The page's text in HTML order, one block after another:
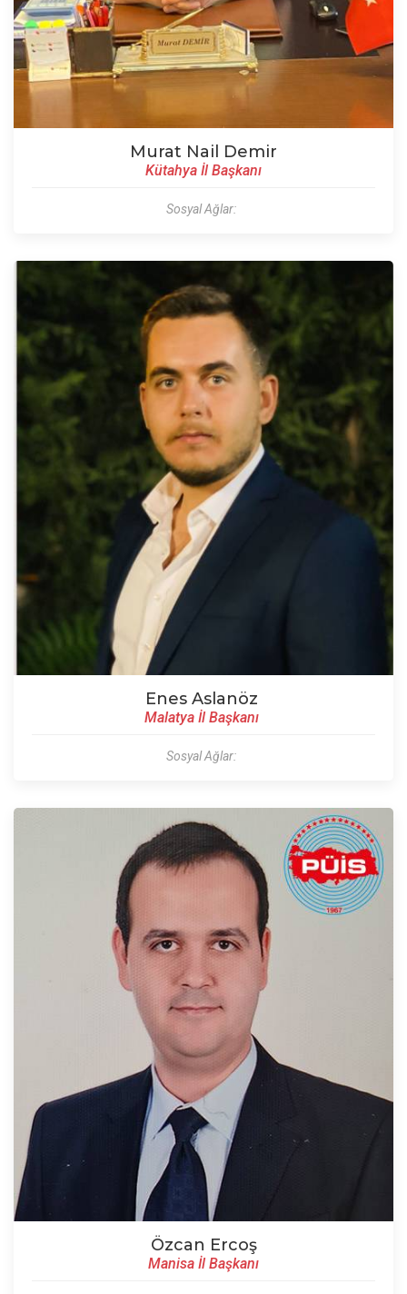
Murat Nail Demir
Kütahya İl Başkanı
Sosyal Ağlar:
Enes Aslanöz
Malatya İl Başkanı
Sosyal Ağlar:
Özcan Ercoş
Manisa İl Başkanı